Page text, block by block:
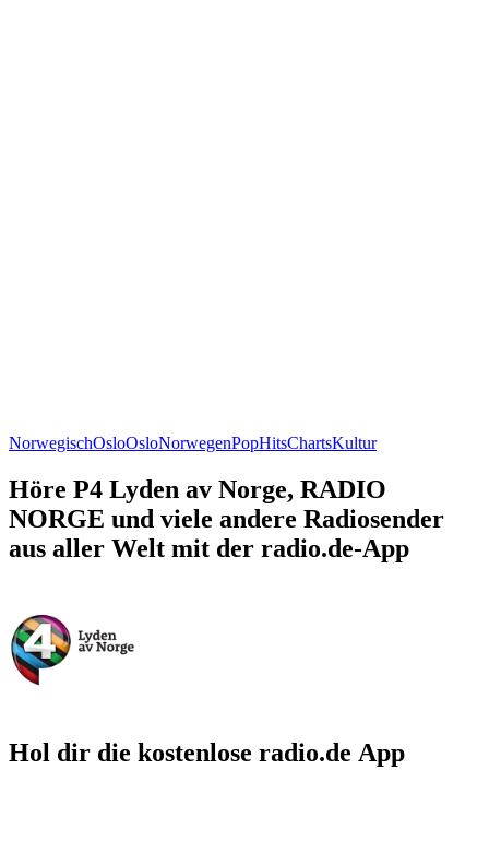
NorwegischOsloOsloNorwegenPopHitsChartsKultur
Höre P4 Lyden av Norge, RADIO
NORGE und viele andere Radiosender
aus aller Welt mit der radio.de-App
Hol dir die kostenlose radio.de App